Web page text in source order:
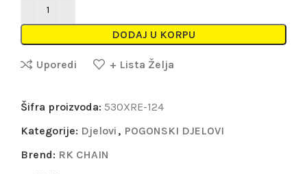
DODAJ U KORPU
Uporedi + Lista Želja
Šifra proizvoda: 530XRE-124
Kategorije: Djelovi , POGONSKI DJELOVI
Brend: RK CHAIN